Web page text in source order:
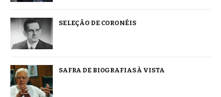
SELEÇÃO DE CORONÉIS
SAFRA DE BIOGRAFIAS À VISTA